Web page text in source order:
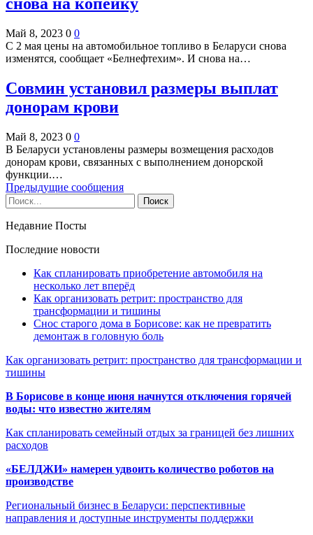
снова на копейку
Май 8, 2023 0 0
С 2 мая цены на автомобильное топливо в Беларуси снова
изменятся, сообщает «Белнефтехим». И снова на…
Совмин установил размеры выплат
донорам крови
Май 8, 2023 0 0
В Беларуси установлены размеры возмещения расходов
донорам крови, связанных с выполнением донорской
функции.…
Предыдущие сообщения
Недавние Посты
Последние новости
Как спланировать приобретение автомобиля на
несколько лет вперёд
Как организовать ретрит: пространство для
трансформации и тишины
Снос старого дома в Борисове: как не превратить
демонтаж в головную боль
Как организовать ретрит: пространство для трансформации и
тишины
В Борисове в конце июня начнутся отключения горячей
воды: что известно жителям
Как спланировать семейный отдых за границей без лишних
расходов
«БЕЛДЖИ» намерен удвоить количество роботов на
производстве
Региональный бизнес в Беларуси: перспективные
направления и доступные инструменты поддержки